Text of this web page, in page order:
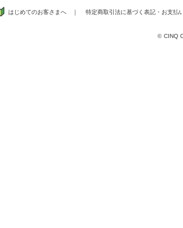
はじめてのお客さまへ ｜ 特定商取引法に基づく表記 ・ お支払
© CINQ